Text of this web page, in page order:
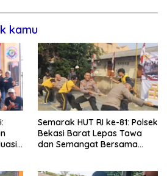
kamu
Semarak HUT RI ke-81: Polsek
Bekasi Barat Lepas Tawa
dan Semangat Bersama